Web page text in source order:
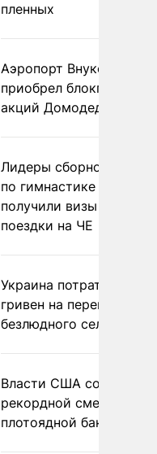
пленных
Аэропорт Внуково
приобрел блокпакет
акций Домодедово
Лидеры сборной
по гимнастике не
получили визы для
поездки на ЧЕ
Украина потратила 1
гривен на
безлюдного села
Власти США сообщили
рекордной смертности
плотоядной бактерии